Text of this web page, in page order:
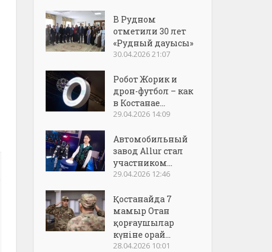
В Рудном
отметили 30 лет
«Рудный дауысы»
30.04.2026 21:07
Робот Жорик и
дрон-футбол – как
в Костанае...
29.04.2026 14:09
Автомобильный
завод Allur стал
участником...
29.04.2026 12:46
Қостанайда 7
мамыр Отан
қорғаушылар
күніне орай...
28.04.2026 10:01